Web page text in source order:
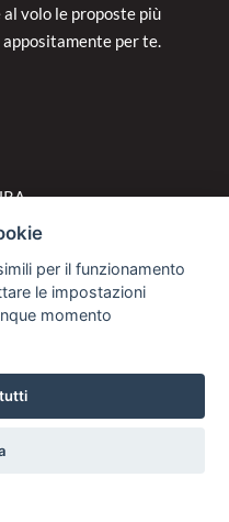
volo le proposte più
per te.
S.r.L. unipersonale
per il funzionamento
le impostazioni
momento